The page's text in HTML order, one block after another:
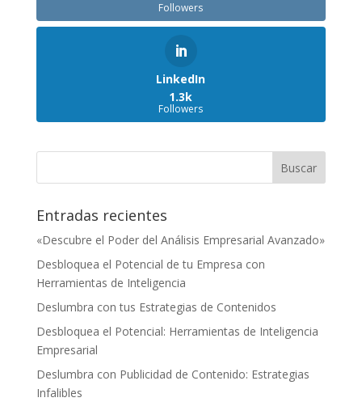
Followers
LinkedIn
1.3k
Followers
Entradas recientes
«Descubre el Poder del Análisis Empresarial Avanzado»
Desbloquea el Potencial de tu Empresa con
Herramientas de Inteligencia
Deslumbra con tus Estrategias de Contenidos
Desbloquea el Potencial: Herramientas de Inteligencia
Empresarial
Deslumbra con Publicidad de Contenido: Estrategias
Infalibles